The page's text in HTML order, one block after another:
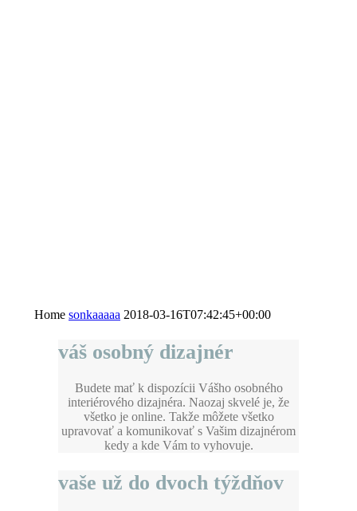
Home sonkaaaaa 2018-03-16T07:42:45+00:00
váš osobný dizajnér
Budete mať k dispozícii Vášho osobného
interiérového dizajnéra. Naozaj skvelé je, že
všetko je online. Takže môžete všetko
upravovať a komunikovať s Vašim dizajnérom
kedy a kde Vám to vyhovuje.
vaše už do dvoch týždňov